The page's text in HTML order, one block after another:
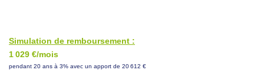
Simulation de remboursement :
1 029 €/mois
pendant 20 ans à 3% avec un apport de 20 612 €